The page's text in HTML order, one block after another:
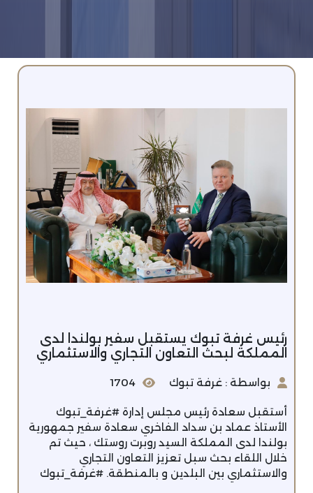
رئيس غرفة تبوك يستقبل سفير بولندا لدى
المملكة لبحث التعاون التجاري والاستثماري
بواسطة : غرفة تبوك 1704
أستقبل سعادة رئيس مجلس إدارة ⁧‫#غرفة_تبوك‬⁩
‏الأستاذ عماد بن سداد الفاخري سعادة سفير جمهورية
بولندا لدى المملكة السيد روبرت روستك ، حيث تم
خلال اللقاء بحث سبل تعزيز التعاون التجاري
والاستثماري بين البلدين و بالمنطقة. ‏⁧‫#غرفة_تبوك‬⁩